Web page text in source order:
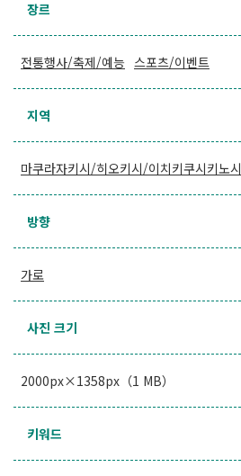
장르
전통행사/축제/예능 스포츠/이벤트
지역
마쿠라자키시/히오키시/이치키쿠시키노시
방향
가로
사진 크기
2000px×1358px（1 MB）
키워드